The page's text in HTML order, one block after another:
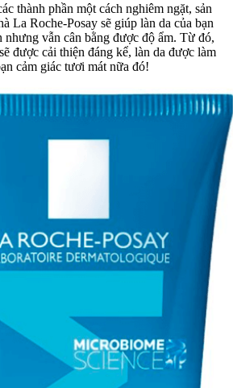
thành phần một cách nghiêm ngặt, sản
La Roche-Posay sẽ giúp làn da của bạn
nhưng vẫn cân bằng được độ ẩm. Từ đó,
được cải thiện đáng kể, làn da được làm
cảm giác tươi mát nữa đó!